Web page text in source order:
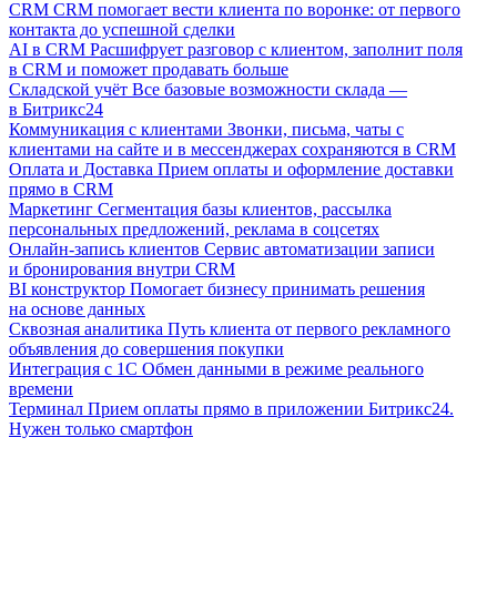
CRM CRM помогает вести клиента по воронке: от первого
контакта до успешной сделки
AI в CRM Расшифрует разговор с клиентом, заполнит поля
в CRM и поможет продавать больше
Складской учёт Все базовые возможности склада —
в Битрикс24
Коммуникация с клиентами Звонки, письма, чаты с
клиентами на сайте и в мессенджерах сохраняются в CRM
Оплата и Доставка Прием оплаты и оформление доставки
прямо в CRM
Маркетинг Сегментация базы клиентов, рассылка
персональных предложений, реклама в соцсетях
Онлайн-запись клиентов Сервис автоматизации записи
и бронирования внутри CRM
BI конструктор Помогает бизнесу принимать решения
на основе данных
Сквозная аналитика Путь клиента от первого рекламного
объявления до совершения покупки
Интеграция с 1С Обмен данными в режиме реального
времени
Терминал Прием оплаты прямо в приложении Битрикс24.
Нужен только смартфон